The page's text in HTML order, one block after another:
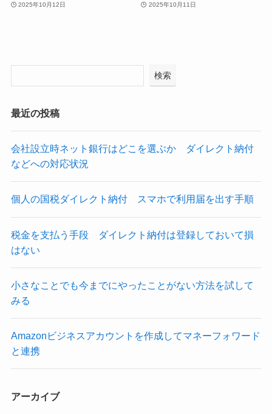
2025年10月12日 2025年10月11日
検索
最近の投稿
会社設立時ネット銀行はどこを選ぶか ダイレクト納付
などへの対応状況
個人の国税ダイレクト納付 スマホで利用届を出す手順
税金を支払う手段 ダイレクト納付は登録しておいて損
はない
小さなことでも今までにやったことがない方法を試して
みる
Amazonビジネスアカウントを作成してマネーフォワード
と連携
アーカイブ